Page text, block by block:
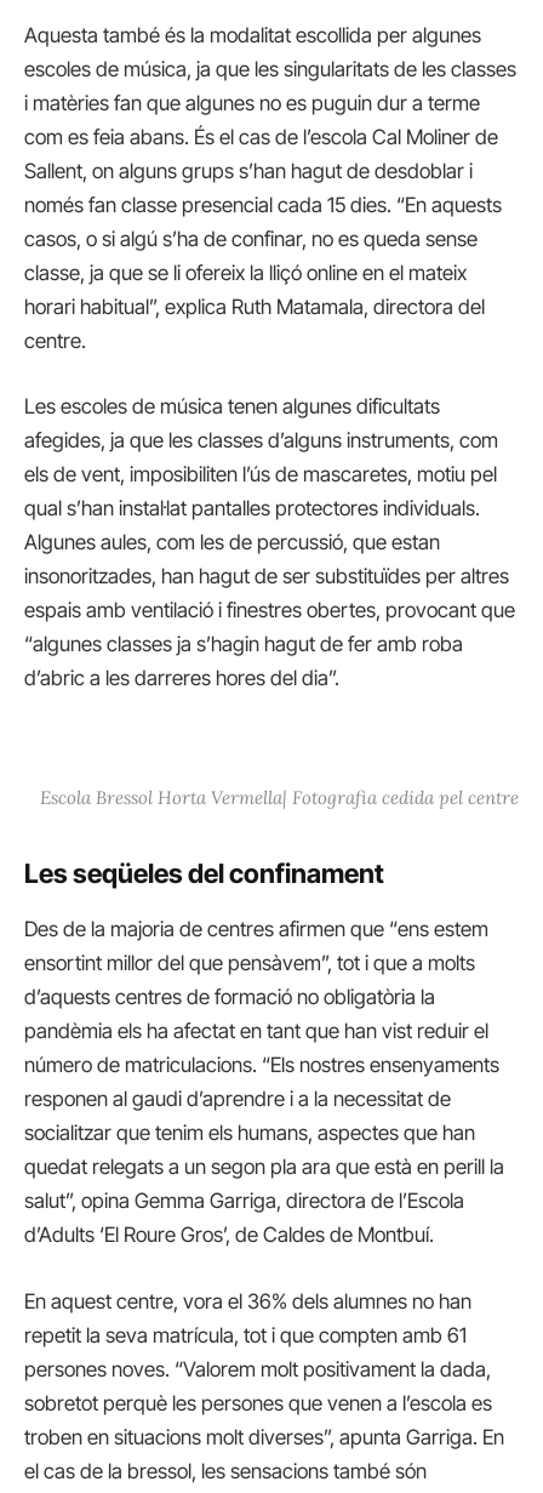
Aquesta també és la modalitat escollida per algunes
escoles de música, ja que les singularitats de les classes
i matèries fan que algunes no es puguin dur a terme
com es feia abans. És el cas de l’escola Cal Moliner de
Sallent, on alguns grups s’han hagut de desdoblar i
només fan classe presencial cada 15 dies. “En aquests
casos, o si algú s’ha de confinar, no es queda sense
classe, ja que se li ofereix la lliçó online en el mateix
horari habitual”, explica Ruth Matamala, directora del
centre.
Les escoles de música tenen algunes dificultats
afegides, ja que les classes d’alguns instruments, com
els de vent, imposibiliten l’ús de mascaretes, motiu pel
qual s’han instal·lat pantalles protectores individuals.
Algunes aules, com les de percussió, que estan
insonoritzades, han hagut de ser substituïdes per altres
espais amb ventilació i finestres obertes, provocant que
“algunes classes ja s’hagin hagut de fer amb roba
d’abric a les darreres hores del dia”.
Escola Bressol Horta Vermella| Fotografia cedida pel centre
Les seqüeles del confinament
Des de la majoria de centres afirmen que “ens estem
ensortint millor del que pensàvem”, tot i que a molts
d’aquests centres de formació no obligatòria la
pandèmia els ha afectat en tant que han vist reduir el
número de matriculacions. “Els nostres ensenyaments
responen al gaudi d’aprendre i a la necessitat de
socialitzar que tenim els humans, aspectes que han
quedat relegats a un segon pla ara que està en perill la
salut”, opina Gemma Garriga, directora de l’Escola
d’Adults ‘El Roure Gros’, de Caldes de Montbuí.
En aquest centre, vora el 36% dels alumnes no han
repetit la seva matrícula, tot i que compten amb 61
persones noves. “Valorem molt positivament la dada,
sobretot perquè les persones que venen a l’escola es
troben en situacions molt diverses”, apunta Garriga. En
el cas de la bressol, les sensacions també són